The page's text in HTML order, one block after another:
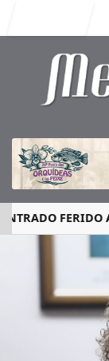
FERIDO